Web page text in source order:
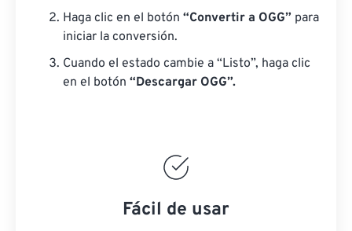
Haga clic en el botón “Convertir a OGG” para
iniciar la conversión.
Cuando el estado cambie a “Listo”, haga clic
en el botón “Descargar OGG”.
Fácil de usar